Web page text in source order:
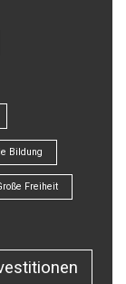
Bildung
Freiheit